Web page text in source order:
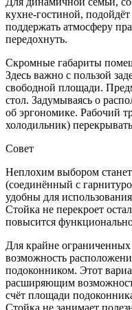
кухне-гостиной,
поддержать атмосферу
передохнуть.
Скромные габариты
Здесь важно с пользой
свободной площади.
стол. Задумываясь о
об эргономике. Рабочий
холодильник)
Совет
Неплохим выбором
(соединённый с
удобны для
Стойка не перекроет
повысится
Для крайне ограниченных
возможность
подоконником. Этот
расширяющим
счёт площади